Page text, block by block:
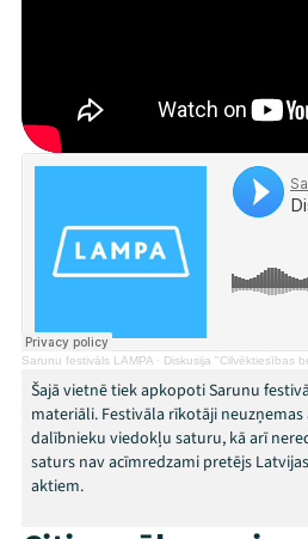
Mana
Arhīvs
Sarunu festivāls LAMPA · Diskusija "Cilvēktiesības
Šajā vietnē tiek apkopoti Sarunu
materiāli. Festivāla rīkotāji
dalībnieku viedokļu saturu, kā arī
saturs nav acīmredzami pretējs
aktiem.